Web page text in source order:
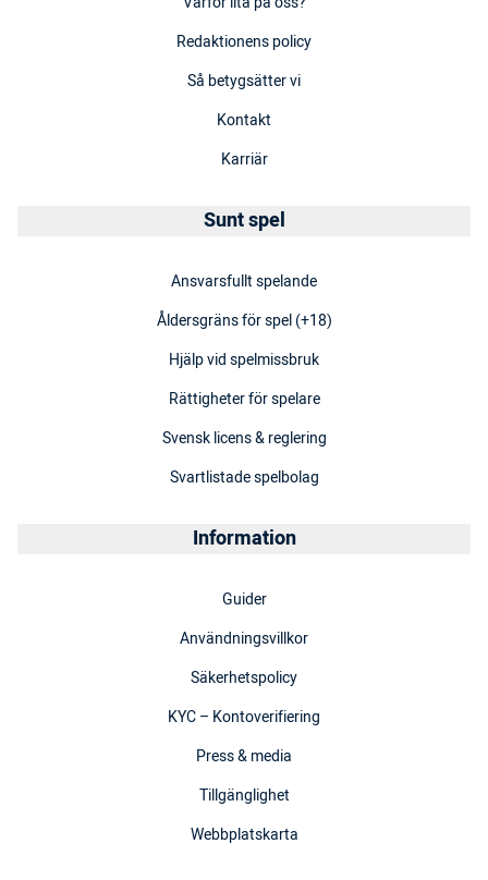
Redaktionens policy
Så betygsätter vi
Kontakt
Karriär
Sunt spel
Ansvarsfullt spelande
Åldersgräns för spel (+18)
Hjälp vid spelmissbruk
Rättigheter för spelare
Svensk licens & reglering
Svartlistade spelbolag
Information
Guider
Användningsvillkor
Säkerhetspolicy
KYC – Kontoverifiering
Press & media
Tillgänglighet
Webbplatskarta